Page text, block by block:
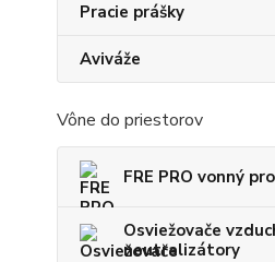
Pracie prášky
Aviváže
Vône do priestorov
FRE PRO vonný
Osviežovače
neutralizátory